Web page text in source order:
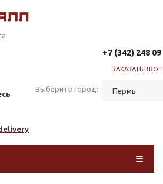
+7 (342) 248 09
ЗАКАЗАТЬ
Выберите город: